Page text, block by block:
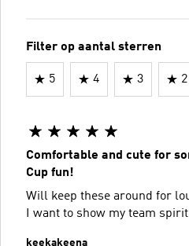
Filter op aantal sterren
5 4 3 2
Comfortable and cute for
Cup fun!
Will keep these around for
I want to show my team
keekakeena